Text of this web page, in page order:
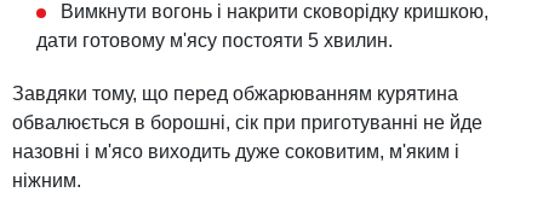
Вимкнути вогонь і накрити сковорідку кришкою,
дати готовому м'ясу постояти 5 хвилин.
Завдяки тому, що перед обжарюванням курятина
обвалюється в борошні, сік при приготуванні не йде
назовні і м'ясо виходить дуже соковитим, м'яким і
ніжним.